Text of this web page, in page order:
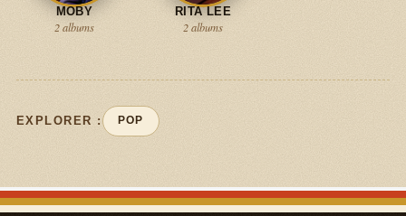
MOBY
2 albums
RITA LEE
2 albums
EXPLORER : POP